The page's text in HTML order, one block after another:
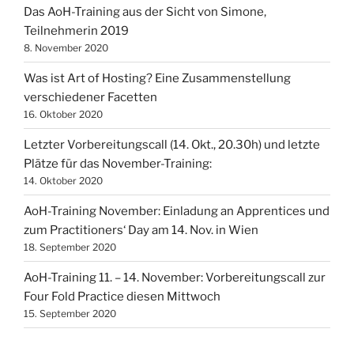
Das AoH-Training aus der Sicht von Simone,
Teilnehmerin 2019
8. November 2020
Was ist Art of Hosting? Eine Zusammenstellung
verschiedener Facetten
16. Oktober 2020
Letzter Vorbereitungscall (14. Okt., 20.30h) und letzte
Plätze für das November-Training:
14. Oktober 2020
AoH-Training November: Einladung an Apprentices und
zum Practitioners‘ Day am 14. Nov. in Wien
18. September 2020
AoH-Training 11. – 14. November: Vorbereitungscall zur
Four Fold Practice diesen Mittwoch
15. September 2020